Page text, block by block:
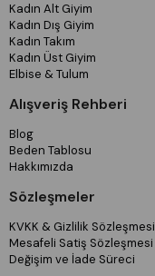
Kadın Alt Giyim
Kadın Dış Giyim
Kadın Takım
Kadın Üst Giyim
Elbise & Tulum
Alışveriş Rehberi
Blog
Beden Tablosu
Hakkımızda
Sözleşmeler
KVKK & Gizlilik Sözleşmesi
Mesafeli Satiş Sözleşmesi
Değişim ve İade Süreci